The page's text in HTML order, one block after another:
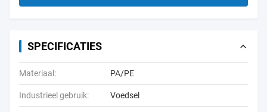
SPECIFICATIES
Materiaal: PA/PE
Industrieel gebruik: Voedsel